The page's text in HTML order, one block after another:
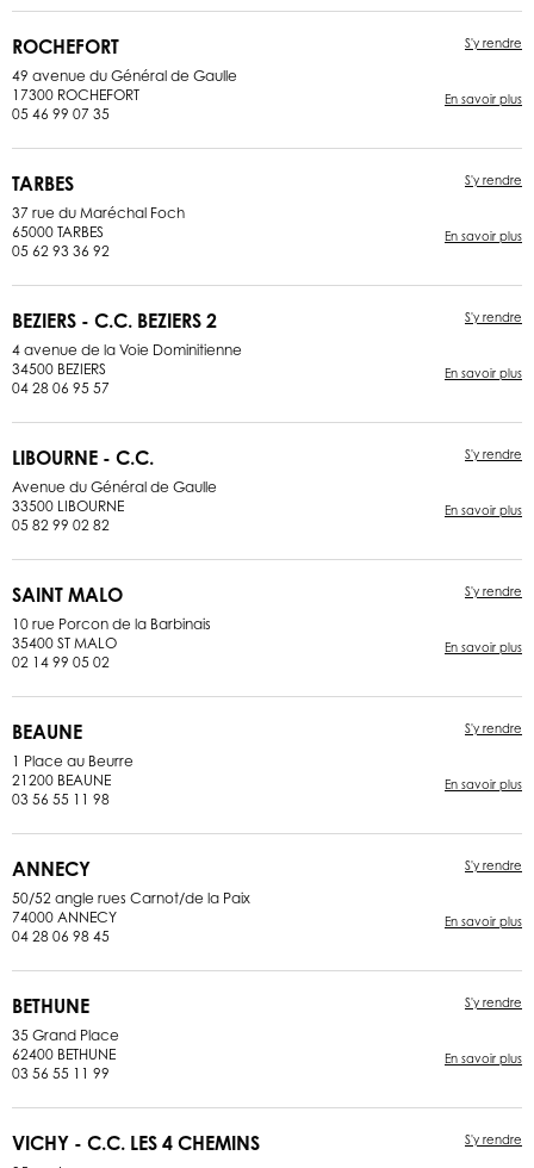
ROCHEFORT
49 avenue du Général de Gaulle
17300 ROCHEFORT
05 46 99 07 35
S'y rendre
En savoir plus
TARBES
37 rue du Maréchal Foch
65000 TARBES
05 62 93 36 92
S'y rendre
En savoir plus
BEZIERS - C.C. BEZIERS 2
4 avenue de la Voie Dominitienne
34500 BEZIERS
04 28 06 95 57
S'y rendre
En savoir plus
LIBOURNE - C.C.
Avenue du Général de Gaulle
33500 LIBOURNE
05 82 99 02 82
S'y rendre
En savoir plus
SAINT MALO
10 rue Porcon de la Barbinais
35400 ST MALO
02 14 99 05 02
S'y rendre
En savoir plus
BEAUNE
1 Place au Beurre
21200 BEAUNE
03 56 55 11 98
S'y rendre
En savoir plus
ANNECY
50/52 angle rues Carnot/de la Paix
74000 ANNECY
04 28 06 98 45
S'y rendre
En savoir plus
BETHUNE
35 Grand Place
62400 BETHUNE
03 56 55 11 99
S'y rendre
En savoir plus
VICHY - C.C. LES 4 CHEMINS S'y rendre